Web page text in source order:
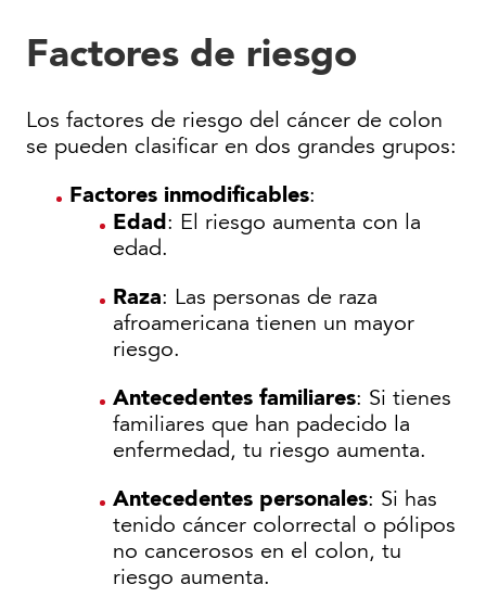
Factores de riesgo
Los factores de riesgo del cáncer de colon
se pueden clasificar en dos grandes grupos:
Factores inmodificables:
Edad: El riesgo aumenta con la
edad.
Raza: Las personas de raza
afroamericana tienen un mayor
riesgo.
Antecedentes familiares: Si tienes
familiares que han padecido la
enfermedad, tu riesgo aumenta.
Antecedentes personales: Si has
tenido cáncer colorrectal o pólipos
no cancerosos en el colon, tu
riesgo aumenta.